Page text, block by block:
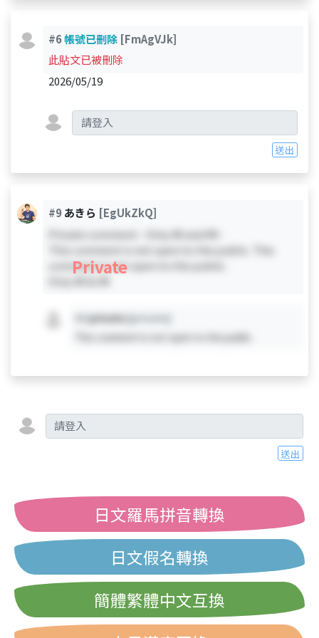
#6帳號已刪除 [FmAgVJk]
此貼文已被刪除
2026/05/19
送出
#9あきら [EgUkZkQ]
Private comment - Only #0 and #9 -
This comment is not open to the public. This
comment is not open to the public.
Private
#Xprivate[private]
This comment is not open to the public.
送出
日文羅馬拼音轉換
日文假名轉換
簡體繁體中文互換